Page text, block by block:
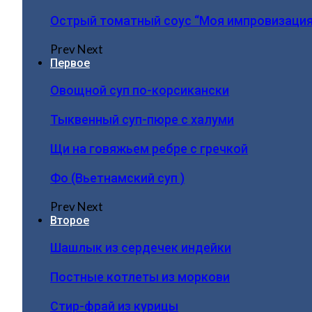
Острый томатный соус “Моя
PrevNext
Первое
Овощной суп по-корсикански
Тыквенный суп-пюре с халуми
Щи на говяжьем ребре с гречкой
Фо (Вьетнамский суп )
PrevNext
Второе
Шашлык из сердечек индейки
Постные котлеты из моркови
Стир-фрай из курицы